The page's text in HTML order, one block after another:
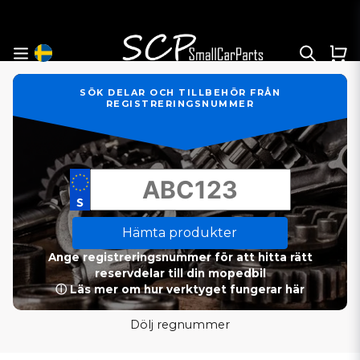
SÖK DELAR OCH TILLBEHÖR FRÅN
REGISTRERINGSNUMMER
Hämta produkter
Ange registreringsnummer för att hitta rätt
reservdelar till din mopedbil
ⓘ Läs mer om hur verktyget fungerar här
Dölj regnummer